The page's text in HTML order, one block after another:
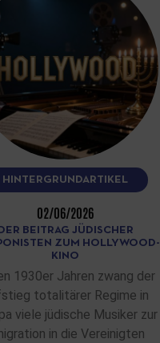
HINTERGRUNDARTIKEL
02/06/2026
BEITRAG JÜDISCHER
ZUM HOLLYWOOD-
KINO
1930er Jahren zwang der
totalitärer Regime in
viele jüdische Musiker zur
in die Vereinigten